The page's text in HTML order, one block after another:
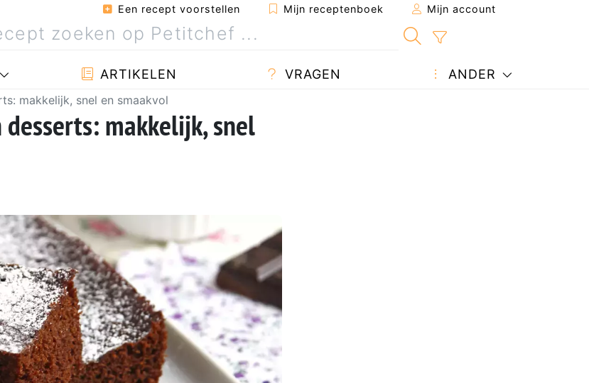
Een recept voorstellen Mijn receptenboek Mijn account
ARTIKELEN VRAGEN ANDER
makkelijk, snel en smaakvol
makkelijk, snel